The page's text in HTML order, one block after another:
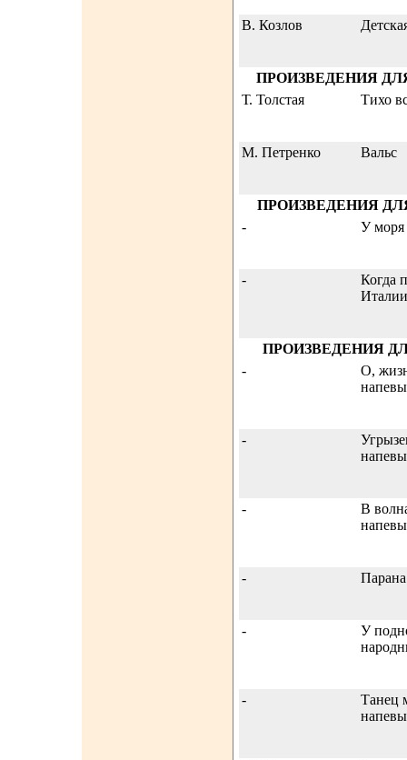
В. Козлов
ПРОИЗВЕДЕНИЯ
Т. Толстая
Тихо
М. Петренко Вальс
ПРОИЗВЕДЕНИЯ
-
У моря
-
Когда
ПРОИЗВЕДЕНИЯ
-
О,
-
-
В
-
-
У
-
Танец